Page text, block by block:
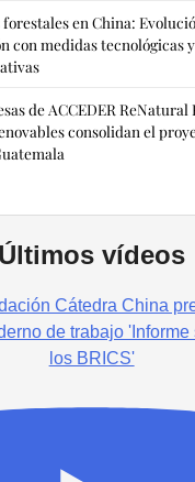
en China:
con medidas tecnológicas y
de ACCEDER ReNatural
consolidan el
Últimos vídeos
Cátedra China
de trabajo 'Informe
los BRICS'